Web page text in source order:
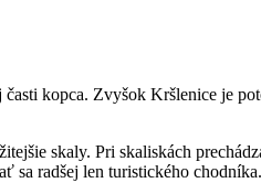
kopca. Zvyšok Kršlenice je
skaly. Pri skaliskách
sa radšej len turistického chodníka.